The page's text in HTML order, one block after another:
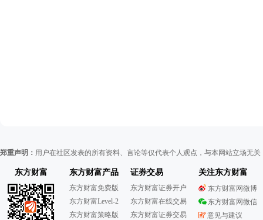
郑重声明： 用户在社区发表的所有资料、言论等仅代表个人观点，与本网站立场无
东方财富 东方财富产品
东方财富免费版
东方财富Level-2
东方财富策略版
证券交易
东方财富证券开户
东方财富在线交易
东方财富证券交易
关注东方财富
东方财富网微博
东方财富网微信
意见与建议